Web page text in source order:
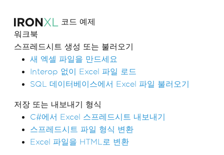
코드 예제
워크북
스프레드시트 생성 또는 불러오기
새 엑셀 파일을 만드세요
Interop 없이 Excel 파일 로드
SQL 데이터베이스에서 Excel 파일 불러오기
저장 또는 내보내기 형식
C#에서 Excel 스프레드시트 내보내기
스프레드시트 파일 형식 변환
Excel 파일을 HTML로 변환